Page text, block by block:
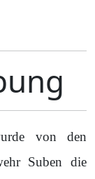
von den
Suben die